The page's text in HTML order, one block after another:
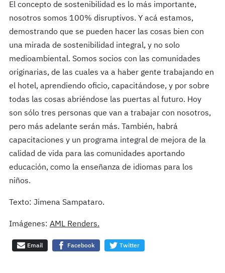
El concepto de sostenibilidad es lo más importante,
nosotros somos 100% disruptivos. Y acá estamos,
demostrando que se pueden hacer las cosas bien con
una mirada de sostenibilidad integral, y no solo
medioambiental. Somos socios con las comunidades
originarias, de las cuales va a haber gente trabajando en
el hotel, aprendiendo oficio, capacitándose, y por sobre
todas las cosas abriéndose las puertas al futuro. Hoy
son sólo tres personas que van a trabajar con nosotros,
pero más adelante serán más. También, habrá
capacitaciones y un programa integral de mejora de la
calidad de vida para las comunidades aportando
educación, como la enseñanza de idiomas para los
niños.
Texto: Jimena Sampataro.
Imágenes: AML Renders.
Email Facebook Twitter